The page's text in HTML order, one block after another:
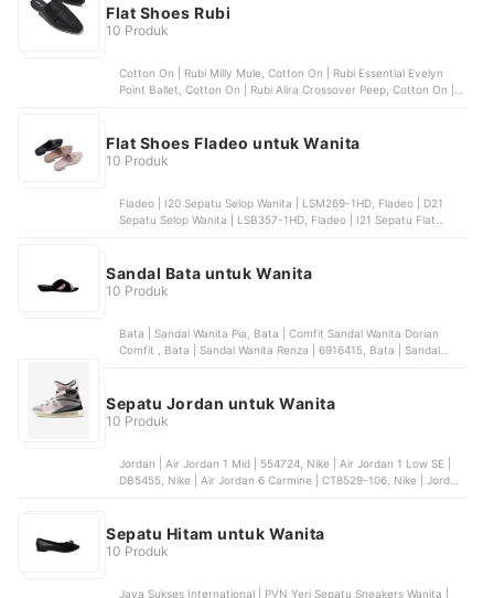
Shoes Kenji
Flat Shoes Rubi
10 Produk
Cotton On | Rubi Milly Mule, Cotton On | Rubi Essential Evelyn
Point Ballet, Cotton On | Rubi Alira Crossover Peep, Cotton On |
Flat Shoes Fladeo untuk Wanita
10 Produk
Fladeo | I20 Sepatu Selop Wanita | LSM269-1HD, Fladeo | D21
Sepatu Selop Wanita | LSB357-1HD, Fladeo | I21 Sepatu Flat
Sandal Bata untuk Wanita
10 Produk
Bata | Sandal Wanita Pia, Bata | Comfit Sandal Wanita Dorian
Comfit , Bata | Sandal Wanita Renza | 6916415, Bata | Sandal
Sepatu Jordan untuk Wanita
10 Produk
Jordan | Air Jordan 1 Mid | 554724, Nike | Air Jordan 1 Low SE |
DB5455, Nike | Air Jordan 6 Carmine | CT8529-106, Nike | Jordan
Sepatu Hitam untuk Wanita
10 Produk
Jaya Sukses International | PVN Yeri Sepatu Sneakers Wanita |